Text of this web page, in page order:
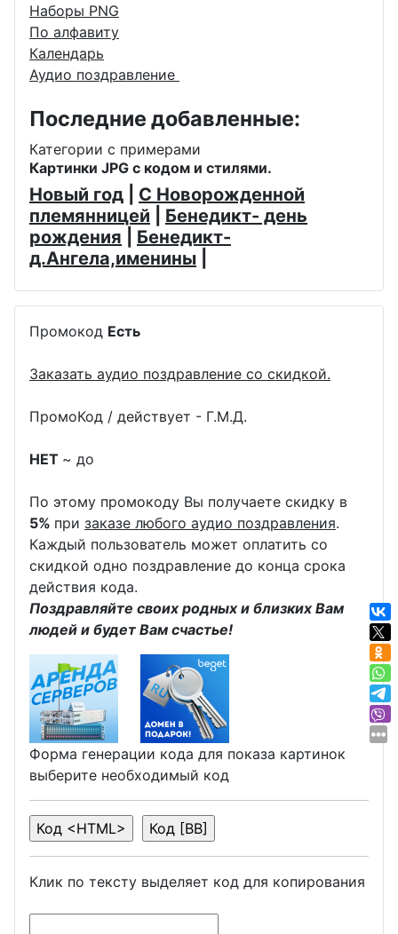
Наборы PNG
По алфавиту
Календарь
Аудио поздравление
Последние добавленные:
Категории с примерами
Картинки JPG с кодом и стилями.
Новый год
С Новорожденной
племянницей
Бенедикт- день
рождения
Бенедикт-
д.Ангела,именины
Промокод Есть
Заказать аудио поздравление со скидкой.
ПромоКод / действует - Г.М.Д.
НЕТ ~ до
По этому промокоду Вы получаете скидку в
5% при заказе любого аудио поздравления.
Каждый пользователь может оплатить со
скидкой одно поздравление до конца срока
действия кода.
Поздравляйте своих родных и близких Вам
людей и будет Вам счастье!
Форма генерации кода для показа картинок
выберите необходимый код
Клик по тексту выделяет код для копирования